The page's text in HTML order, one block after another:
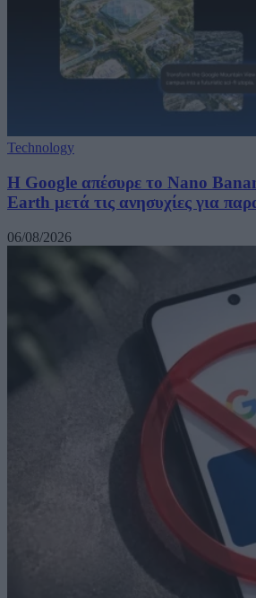
Technology
Η Google απέσυρε το Nano
Earth μετά τις ανησυχίες για
06/08/2026